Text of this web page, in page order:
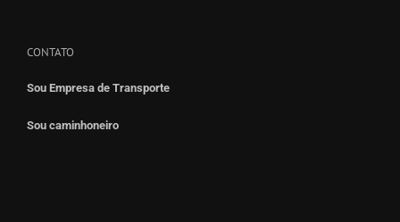
CONTATO
Sou Empresa de Transporte
Sou caminhoneiro